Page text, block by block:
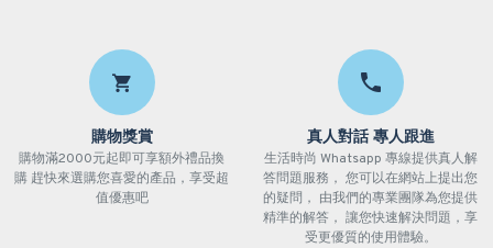
購物獎賞
購物滿2000元起即可享額外禮品換
購 趕快來選購您喜愛的產品，享受超
值優惠吧
真人對話 專人跟進
生活時尚 Whatsapp 專線提供真人解
答問題服務， 您可以在網站上提出您
的疑問， 由我們的專業團隊為您提供
精準的解答， 讓您快速解決問題，享
受更優質的使用體驗。